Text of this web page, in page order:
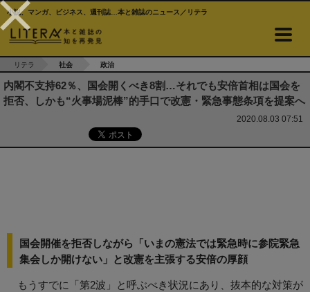
小説、マンガ、ビジネス、週刊誌…本と雑誌のニュース／リテラ
リテラ 社会 政治
内閣不支持62％、国会開くべき8割…それでも安倍首相は国会を
拒否、しかも“火事場泥棒”的手口で改憲・緊急事態条項を提案へ
2020.08.03 07:51
国会開催を拒否しながら「いまの憲法では緊急時に参院緊急
集会しか開けない」と改憲を主張する安倍の厚顔
もうすでに「第2波」と呼ぶべき状況にあり、抜本的な対策が